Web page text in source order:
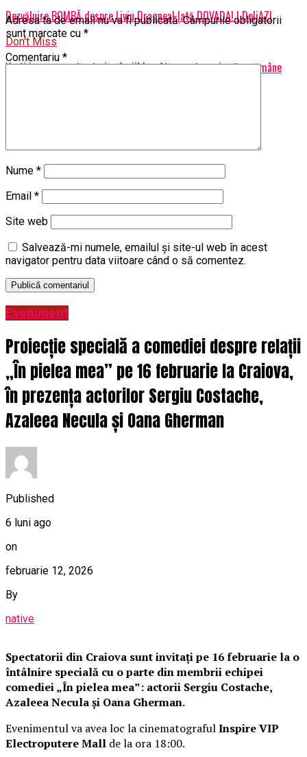
Dezvăluire BOMBĂ despre Liviu Dragnea! Iată DOVADA! | DoljAZI
Don't Miss
Vești imense pentru toți șoferii! La câte puncte veți putea rămâne
Adresa ta de email nu va fi publicată. Câmpurile obligatorii
sunt marcate cu *
Comentariu *
Nume *
Email *
Site web
Salvează-mi numele, emailul și site-ul web în acest
navigator pentru data viitoare când o să comentez.
Eveniment
Proiecție specială a comediei despre relații
„În pielea mea” pe 16 februarie la Craiova,
în prezența actorilor Sergiu Costache,
Azaleea Necula și Oana Gherman
Published
6 luni ago
on
februarie 12, 2026
By
native
Spectatorii din Craiova sunt invitați pe 16 februarie la o
întâlnire specială cu o parte din membrii echipei
comediei „În pielea mea”: actorii Sergiu Costache,
Azaleea Necula și Oana Gherman.
Evenimentul va avea loc la cinematografulInspire VIP
Electroputere Mall de la ora 18:00.